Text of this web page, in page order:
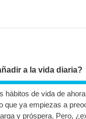
a la vida diaria?
hábitos de vida de
que ya empiezas a
y próspera. Pero,